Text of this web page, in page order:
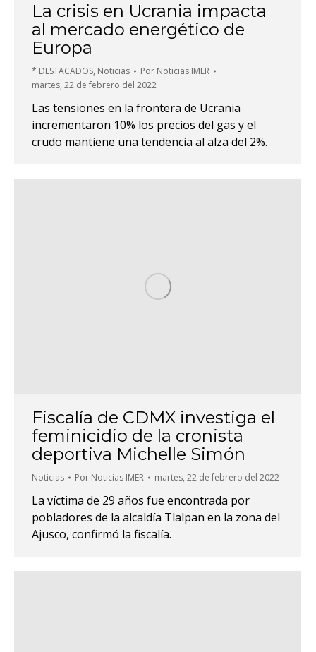
La crisis en Ucrania impacta
al mercado energético de
Europa
* DESTACADOS, Noticias Por Noticias IMER
martes, 22 de febrero del 2022
Las tensiones en la frontera de Ucrania
incrementaron 10% los precios del gas y el
crudo mantiene una tendencia al alza del 2%.
Fiscalía de CDMX investiga el
feminicidio de la cronista
deportiva Michelle Simón
Noticias Por Noticias IMER martes, 22 de febrero del 2022
La víctima de 29 años fue encontrada por
pobladores de la alcaldía Tlalpan en la zona del
Ajusco, confirmó la fiscalía.